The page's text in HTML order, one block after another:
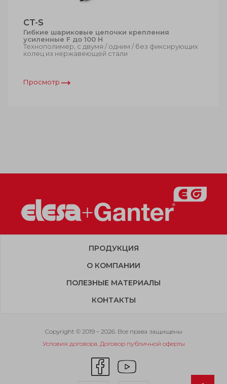
CT-S
Гибкие шариковые цепочки крепления
усиленные F до 100 Н
Технополимер, с двумя / одним / без фиксирующих
колец из нержавеющей стали
Просмотр
ПРОДУКЦИЯ
О КОМПАНИИ
ПОЛЕЗНЫЕ МАТЕРИАЛЫ
КОНТАКТЫ
Copyright © 2019 – 2026. Все права защищены
Условия договора. Договор публичной оферты